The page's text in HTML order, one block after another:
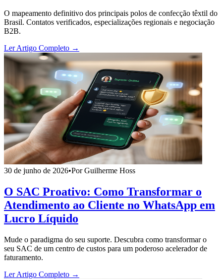
O mapeamento definitivo dos principais polos de confecção têxtil do
Brasil. Contatos verificados, especializações regionais e negociação
B2B.
Ler Artigo Completo →
30 de junho de 2026•Por Guilherme Hoss
O SAC Proativo: Como Transformar o
Atendimento ao Cliente no WhatsApp em
Lucro Líquido
Mude o paradigma do seu suporte. Descubra como transformar o
seu SAC de um centro de custos para um poderoso acelerador de
faturamento.
Ler Artigo Completo →